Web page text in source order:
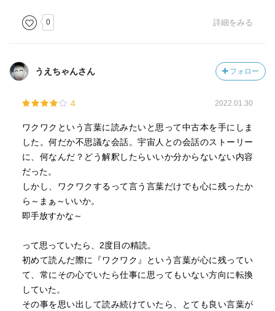
0 詳細をみる
うえちゃんさん フォロー
4 2022.01.30
ワクワクという言葉に読みたいと思って中古本を手にしま
した。何だか不思議な会話。宇宙人との会話のストーリー
に、何なんだ？どう解釈したらいいか分からないない内容
だった。
しかし、ワクワクするって言う言葉だけでも心に残ったか
ら～まぁ～いいか。
即手放すかな～
って思っていたら、2度目の精読。
初めて読んだ際に『ワクワク』という言葉が心に残ってい
て、常にその心でいたら仕事に思ってもいない方向に転換
していた。
その事を思い出して読み続けていたら、とても良い言葉が